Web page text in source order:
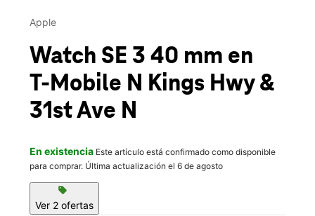
Mié.:
3001 N Kings Hwy Suite J Myrtle Beach, SC 29577
Apple
Watch SE 3 40 mm en
T-Mobile N Kings Hwy &
31st Ave N
En existencia Este artículo está confirmado como disponible
para comprar. Última actualización el 6 de agosto
sell
Ver 2 ofertas